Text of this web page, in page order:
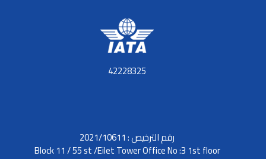
42228325
رقم الترخيص : 2021/10611
Block 11 / 55 st /Eilet Tower Office No :3 1st floor